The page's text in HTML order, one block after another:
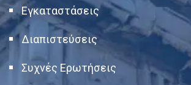
Εγκαταστάσεις
Διαπιστεύσεις
Συχνές Ερωτήσεις